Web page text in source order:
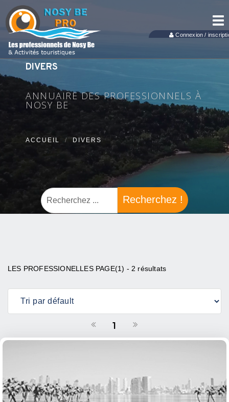
Connexion /
DIVERS
ANNUAIRE DES PROFESSIONNELS À
NOSY BE
ACCUEIL DIVERS
Recherchez !
LES PROFESSIONELLES PAGE(1) - 2 résultats
1